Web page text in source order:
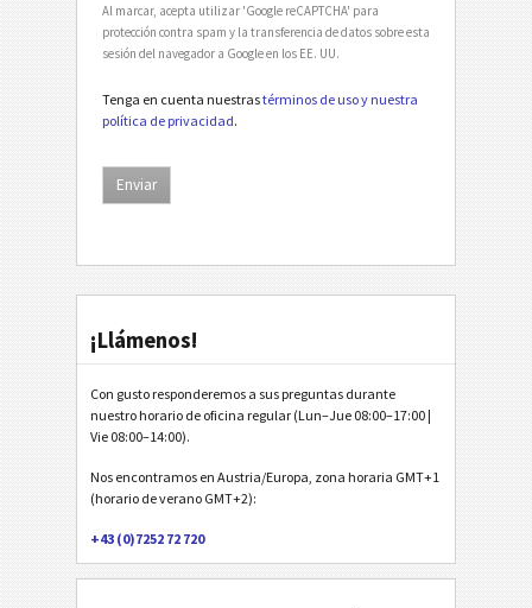
Al marcar, acepta utilizar 'Google reCAPTCHA' para
protección contra spam y la transferencia de datos sobre esta
sesión del navegador a Google en los EE. UU.
Tenga en cuenta nuestrastérminos de uso y nuestra
política de privacidad.
¡Llámenos!
Con gusto responderemos a sus preguntas durante
nuestro horario de oficina regular (Lun–Jue 08:00–17:00 |
Vie 08:00–14:00).
Nos encontramos en Austria/Europa, zona horaria GMT+1
(horario de verano GMT+2):
+43 (0)7252 72 720